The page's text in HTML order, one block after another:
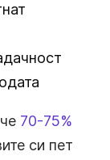
70-75%
си пет